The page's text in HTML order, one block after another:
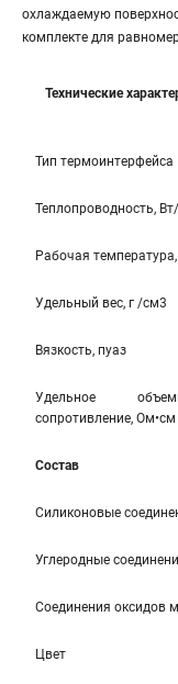
охлаждаемую
комплекте для
Технические
Тип термоинтерфейса
Теплопроводность,
Рабочая температура,
Удельный вес, г /см3
Вязкость, пуаз
Удельное
сопротивление, Ом•см
Состав
Силиконовые
Углеродные
Соединения оксидов
Цвет